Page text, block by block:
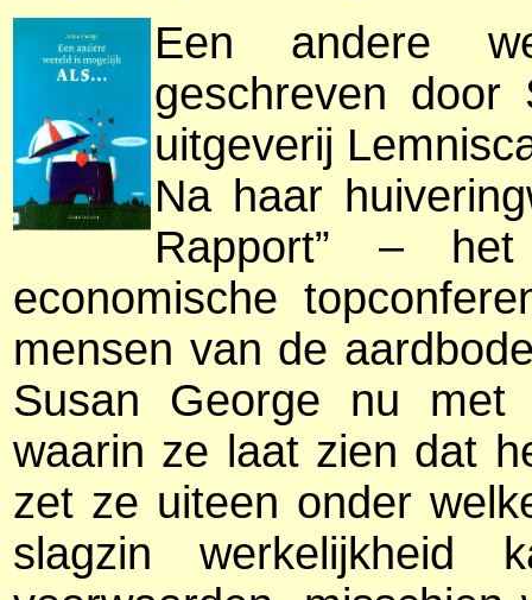
Een andere
geschreven door
uitgeverij
Na haar
Rapport” –
economische
mensen van de
Susan George nu met
waarin ze laat zien dat
zet ze uiteen onder
slagzin